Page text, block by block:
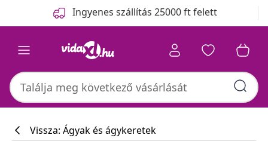
Ingyenes szállítás 25000 ft felett
Vissza: Ágyak és ágykeretek